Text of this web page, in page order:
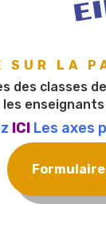
SUR LA
des classes
ICILes axes